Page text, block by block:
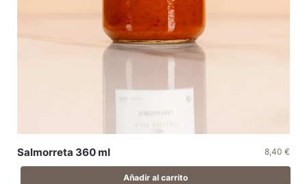
Salmorreta 360 ml 8,40 €
Añadir al carrito